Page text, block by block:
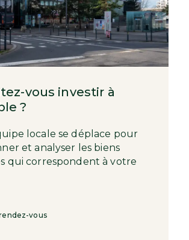
vous investir à
?
locale se déplace pour
et analyser les biens
qui correspondent à votre
vous